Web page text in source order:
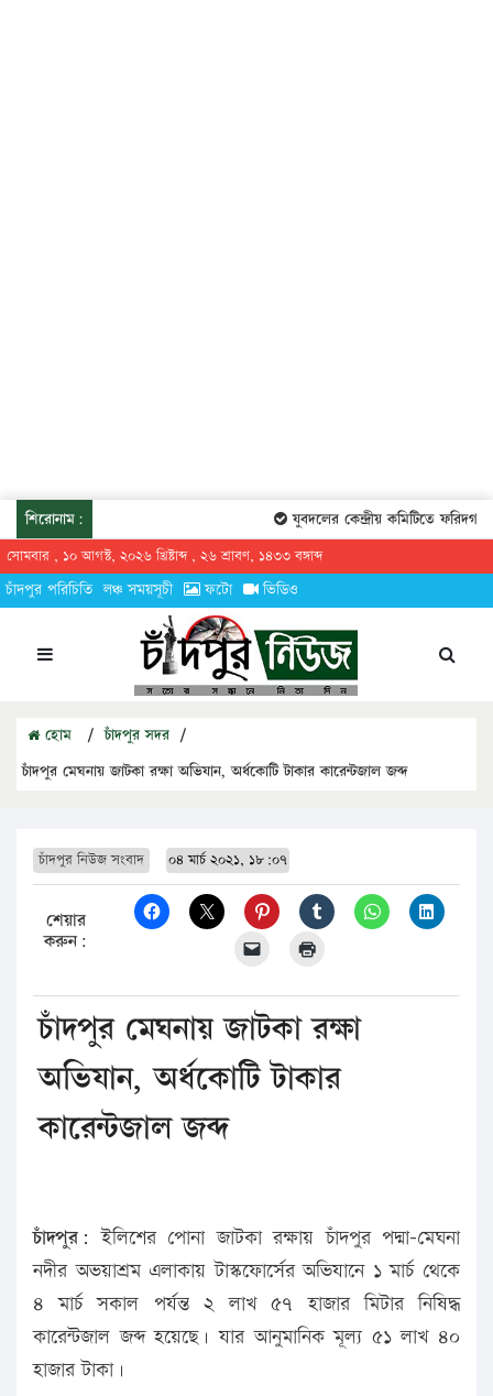
শিরোনাম: যুবদলের কেন্দ্রীয় কমিটিতে ফরিদগঞ্জের
সোমবার , ১০ আগস্ট, ২০২৬ খ্রিষ্টাব্দ , ২৬ শ্রাবণ, ১৪৩৩ বঙ্গাব্দ
চাঁদপুর পরিচিতি লঞ্চ সময়সূচী ফটো ভিডিও
হোম / চাঁদপুর সদর /
চাঁদপুর মেঘনায় জাটকা রক্ষা অভিযান, অর্ধকোটি টাকার কারেন্টজাল জব্দ
চাঁদপুর নিউজ সংবাদ ০৪ মার্চ ২০২১, ১৮:০৭
শেয়ার
করুন:
চাঁদপুর মেঘনায় জাটকা রক্ষা
অভিযান, অর্ধকোটি টাকার
কারেন্টজাল জব্দ
চাঁদপুর: ইলিশের পোনা জাটকা রক্ষায় চাঁদপুর পদ্মা-মেঘনা
নদীর অভয়াশ্রম এলাকায় টাস্কফোর্সের অভিযানে ১ মার্চ থেকে
৪ মার্চ সকাল পর্যন্ত ২ লাখ ৫৭ হাজার মিটার নিষিদ্ধ
কারেন্টজাল জব্দ হয়েছে। যার আনুমানিক মূল্য ৫১ লাখ ৪০
হাজার টাকা।